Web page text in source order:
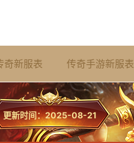
奇新服表 传奇手游新服表
更新时间：2025-08-21